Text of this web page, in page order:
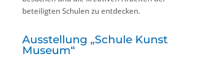
beteiligten Schulen zu entdecken.
Ausstellung „Schule Kunst
Museum“